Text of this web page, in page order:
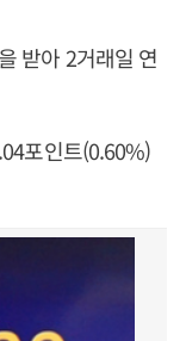
받아 2거래일 연
포인트(0.60%)